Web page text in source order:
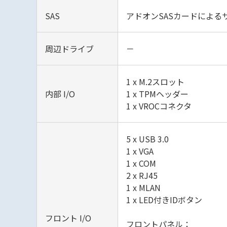
SAS アドオンSASカードによる
周辺ドライブ －
内部 I/O
1 x M.2スロット
1 x TPMヘッダー
1 x VROCコネクタ
フロント I/O
5 x USB 3.0
1 x VGA
1 x COM
2 x RJ45
1 x MLAN
1 x LED付きIDボタン
フロントパネル：